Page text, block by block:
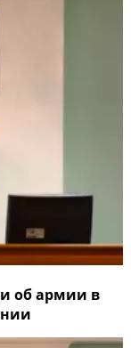
об армии в